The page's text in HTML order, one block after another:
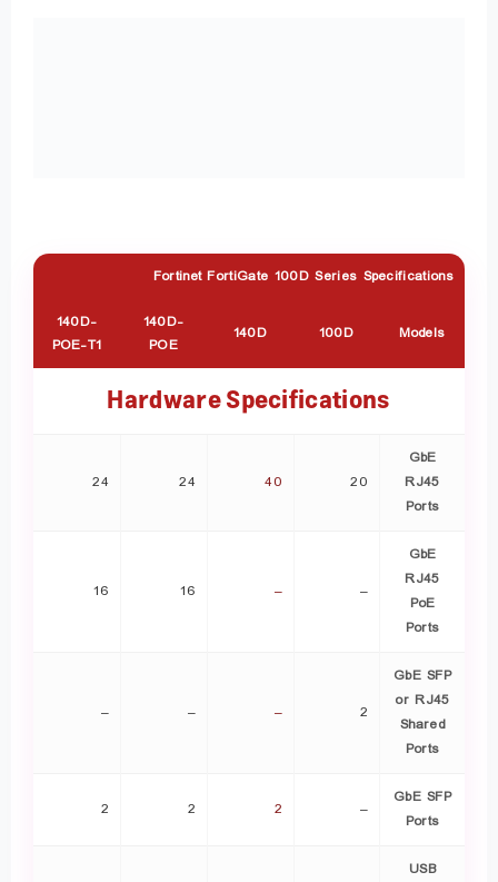
Fortinet FortiGate 100D Series Specifications
Models
100D
140D
140D-
POE
140D-
POE-T1
Hardware Specifications
GbE
RJ45
Ports
20
40
24
24
GbE
RJ45
PoE
Ports
–
–
16
16
GbE SFP
or RJ45
Shared
Ports
2
–
–
–
GbE SFP
Ports
–
2
2
2
USB